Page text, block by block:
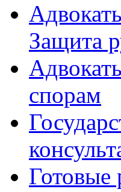
Защита
спорам
Готовые